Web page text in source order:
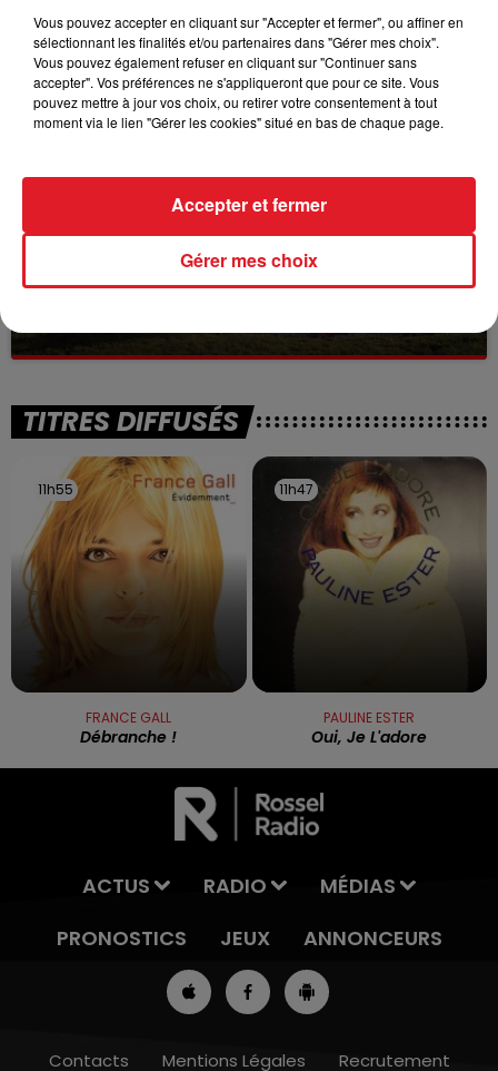
BÉTHUNE: ENQUÊTE POUR HOMICIDE
VOLONTAIRE EN COURS, APRÈS LA...
Selon les premiers éléments, le logement servait
à des prostituées
WINGLES: UN JEUNE PERD LA VIE, NOYÉ À
La victime a coulé à pic
TITRES DIFFUSÉS
11h55
11h55
FRANCE GALL
Débranche !
11h47
11h47
PAULINE ESTER
Oui, Je L'adore
ACTUS RADIO
MÉDIAS
PRONOSTICS
JEUX ANNONCEURS
Contacts Mentions Légales Recrutement
Vous pouvez accepter en cliquant sur "Accepter et fermer", ou affiner en
sélectionnant les finalités et/ou partenaires dans "Gérer mes choix".
Vous pouvez également refuser en cliquant sur "Continuer sans
accepter". Vos préférences ne s'appliqueront que pour ce site. Vous
pouvez mettre à jour vos choix, ou retirer votre consentement à tout
moment via le lien "Gérer les cookies" situé en bas de chaque page.
Gérer mes choix
Accepter et fermer